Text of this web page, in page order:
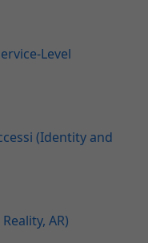
Level
(Identity and
AR)